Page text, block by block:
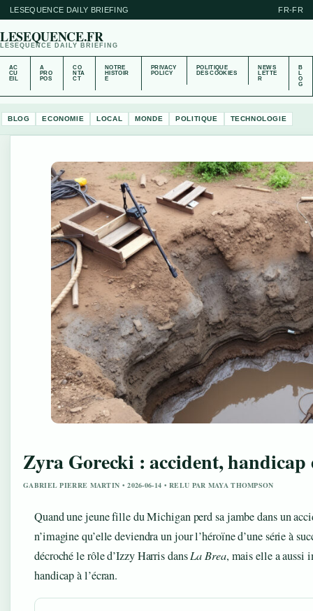
LESEQUENCE DAILY BRIEFING FR-FR
LESEQUENCE.FR
LESEQUENCE DAILY BRIEFING
AC
CU
EIL
A
PRO
POS
CO
NTA
CT
NOTRE
HISTOIR
E
PRIVACY
POLICY
POLITIQUE
DES COOKIES
NEWS
LETTE
R
B
L
O
G
BLOG ECONOMIE LOCAL MONDE POLITIQUE TECHNOLOGIE
Zyra Gorecki : accident,
GABRIEL PIERRE MARTIN • 2026-06-14 • RELU PAR MAYA THOMPSON
Quand une jeune fille du Michigan perd sa jambe dans un
n’imagine qu’elle deviendra un jour l’héroïne d’une série à
décroché le rôle d’Izzy Harris dansLa Brea, mais elle a aussi
handicap à l’écran.